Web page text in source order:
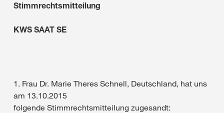
Stimmrechtsmitteilung
KWS SAAT SE
1. Frau Dr. Marie Theres Schnell, Deutschland, hat uns
am 13.10.2015
folgende Stimmrechtsmitteilung zugesandt: